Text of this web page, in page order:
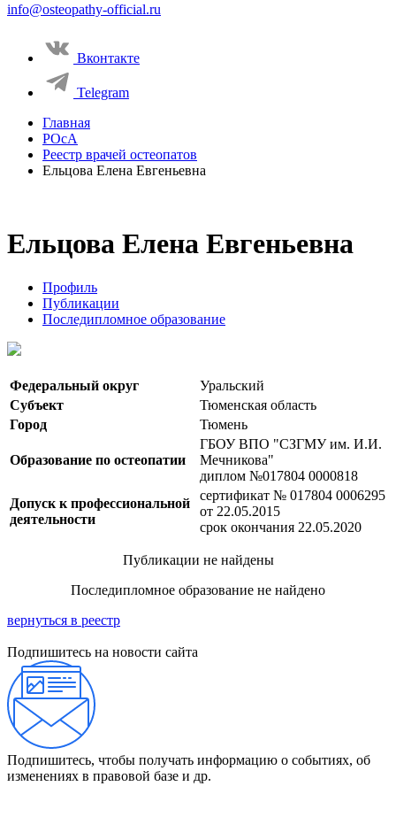
info@osteopathy-official.ru
Вконтакте
Telegram
Главная
РОсА
Реестр врачей остеопатов
Ельцова Елена Евгеньевна
Ельцова Елена Евгеньевна
Профиль
Публикации
Последипломное образование
Федеральный округ
Уральский
Субъект
Тюменская область
Город
Тюмень
Образование по остеопатии
ГБОУ ВПО "СЗГМУ им. И.И.
Мечникова"
диплом №017804 0000818
Допуск к профессиональной
деятельности
сертификат № 017804 0006295
от 22.05.2015
срок окончания 22.05.2020
Публикации не найдены
Последипломное образование не найдено
вернуться в реестр
Подпишитесь на новости сайта
Подпишитесь, чтобы получать информацию о событиях, об
изменениях в правовой базе и др.